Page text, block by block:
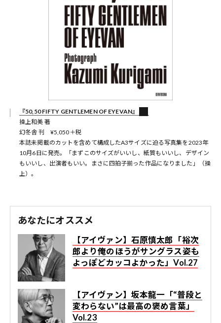
『50,50 FIFTY GENTLEMEN OF EYEVAN』
操上和美 著
幻冬舎 刊 ¥5,050＋税
本誌未掲載のカットを含めて構成したA3サイズに迫る写真集を2023年
10月6日に発売。「まずこのサイズがいいし、紙質もいいし、デザイン
もいいし、出演者もいい。まさに四拍子揃った作品になりました」（操
上）。
あなたにオススメ
【アイヴァン】石原慎太郎「裕次
郎より俺のほうがサングラス姿も
よっぽどカッコよかった」Vol.27
【アイヴァン】坂本龍一「“普段と
変わらない”は最高の褒め言葉」
Vol.23